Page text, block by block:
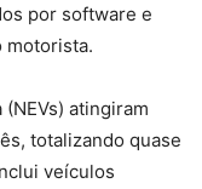
por software e
motorista.
atingiram
totalizando quase
veículos